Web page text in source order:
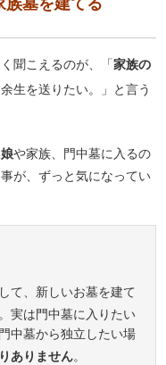
族墓を建てる
聞こえるのが、「家族の
生を送りたい。」と言う
や家族、門中墓に入るの
が、ずっと気になってい
して、新しいお墓を建て
実は門中墓に入りたい
中墓から独立したい場
ありません。